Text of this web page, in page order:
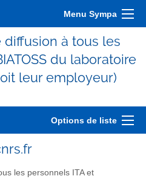
Menu Sympa
à tous les
du laboratoire
leur employeur)
Options de liste
les personnels ITA et